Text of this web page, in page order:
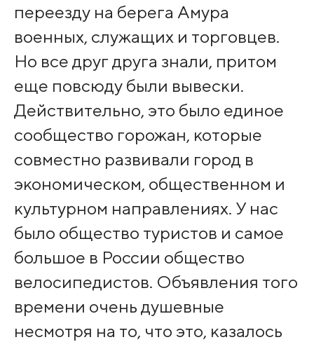
переезду на берега Амура
военных, служащих и торговцев.
Но все друг друга знали, притом
еще повсюду были вывески.
Действительно, это было единое
сообщество горожан, которые
совместно развивали город в
экономическом, общественном и
культурном направлениях. У нас
было общество туристов и самое
большое в России общество
велосипедистов. Объявления того
времени очень душевные
несмотря на то, что это, казалось